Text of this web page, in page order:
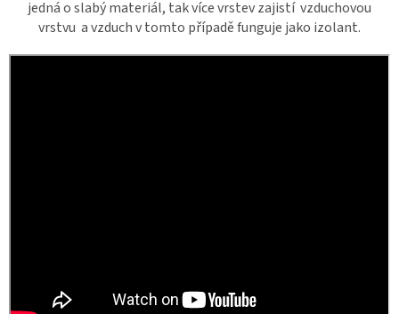
jedná o slabý materiál, tak více vrstev zajistí vzduchovou
vrstvu a vzduch v tomto případě funguje jako izolant.